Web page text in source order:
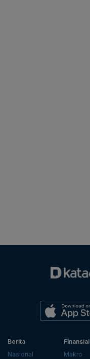
Berita
Nasional
Finansial
Makro